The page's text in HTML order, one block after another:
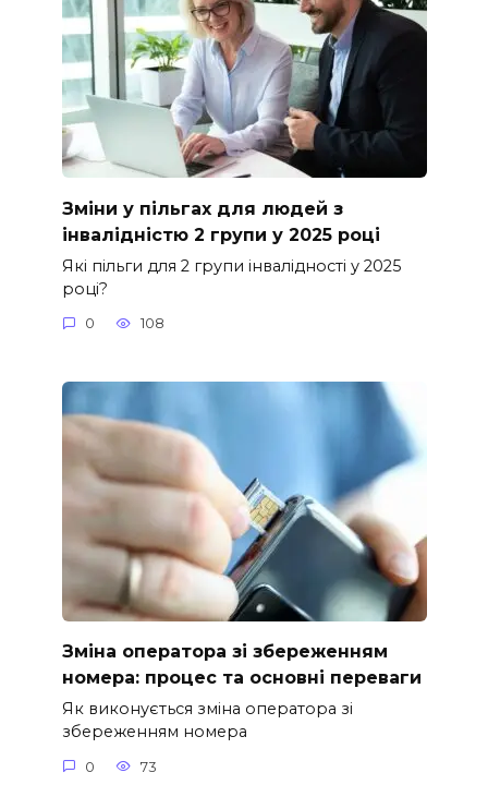
Зміни у пільгах для людей з
інвалідністю 2 групи у 2025 році
Які пільги для 2 групи інвалідності у 2025
році?
0 108
Зміна оператора зі збереженням
номера: процес та основні переваги
Як виконується зміна оператора зі
збереженням номера
0 73